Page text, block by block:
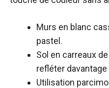
Murs en blanc
pastel.
Sol en carreaux
refléter davantage
Utilisation